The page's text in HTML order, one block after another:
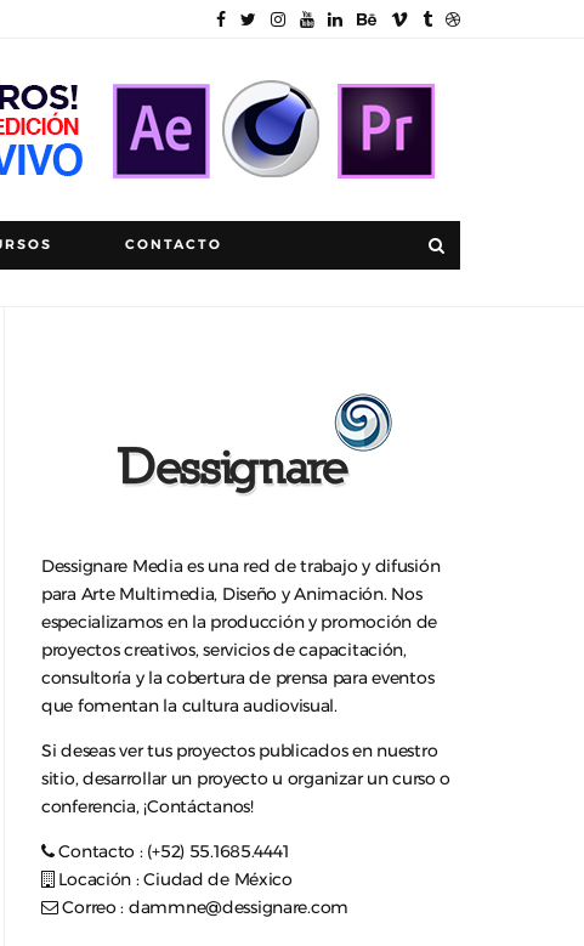
CONTACTO
Dessignare Media es una red de trabajo y difusión
para Arte Multimedia, Diseño y Animación. Nos
especializamos en la producción y promoción de
proyectos creativos, servicios de capacitación,
consultoría y la cobertura de prensa para eventos
que fomentan la cultura audiovisual.
Si deseas ver tus proyectos publicados en nuestro
sitio, desarrollar un proyecto u organizar un curso o
conferencia, ¡Contáctanos!
Contacto : (+52) 55.1685.4441
Locación : Ciudad de México
Correo : dammne@dessignare.com